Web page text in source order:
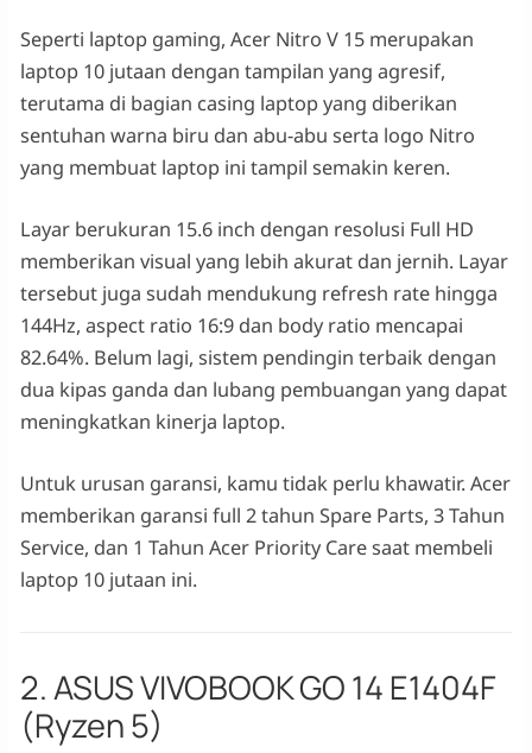
Seperti laptop gaming, Acer Nitro V 15 merupakan
laptop 10 jutaan dengan tampilan yang agresif,
terutama di bagian casing laptop yang diberikan
sentuhan warna biru dan abu-abu serta logo Nitro
yang membuat laptop ini tampil semakin keren.
Layar berukuran 15.6 inch dengan resolusi Full HD
memberikan visual yang lebih akurat dan jernih. Layar
tersebut juga sudah mendukung refresh rate hingga
144Hz, aspect ratio 16:9 dan body ratio mencapai
82.64%. Belum lagi, sistem pendingin terbaik dengan
dua kipas ganda dan lubang pembuangan yang dapat
meningkatkan kinerja laptop.
Untuk urusan garansi, kamu tidak perlu khawatir. Acer
memberikan garansi full 2 tahun Spare Parts, 3 Tahun
Service, dan 1 Tahun Acer Priority Care saat membeli
laptop 10 jutaan ini.
2. ASUS VIVOBOOK GO 14 E1404F
(Ryzen 5)